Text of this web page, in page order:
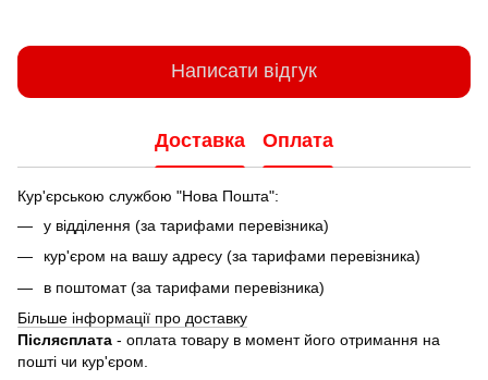
Написати відгук
Доставка Оплата
Кур'єрською службою "Нова Пошта":
у відділення (за тарифами перевізника)
кур'єром на вашу адресу (за тарифами перевізника)
в поштомат (за тарифами перевізника)
Більше інформації про доставку
Післясплата - оплата товару в момент його отримання на
пошті чи кур'єром.